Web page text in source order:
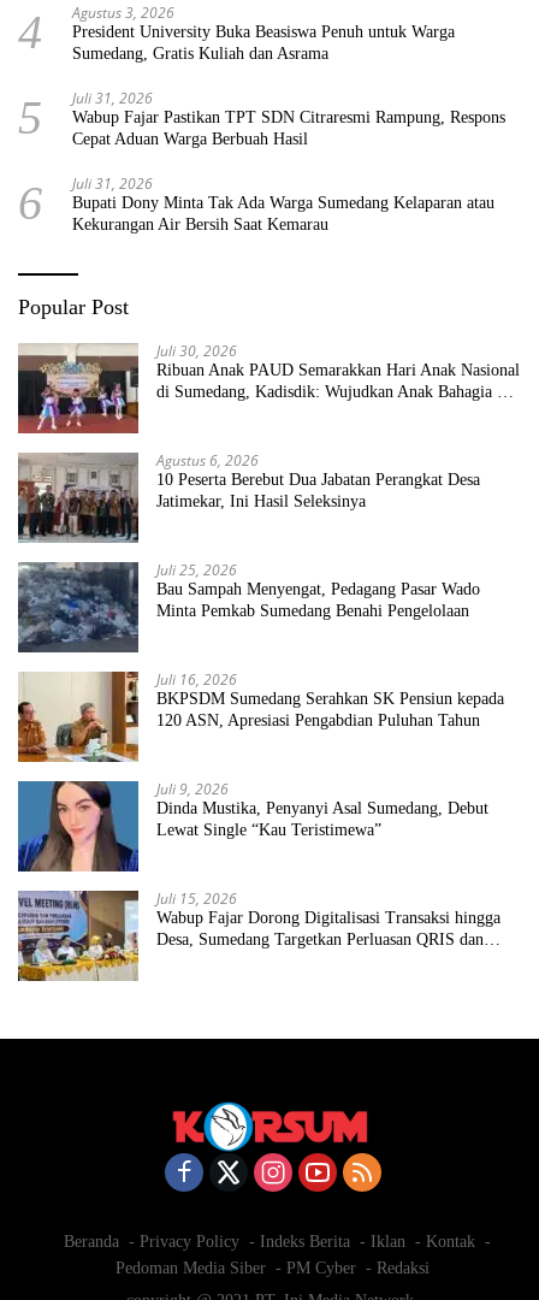
4 Agustus 3, 2026
President University Buka Beasiswa Penuh untuk Warga
Sumedang, Gratis Kuliah dan Asrama
5 Juli 31, 2026
Wabup Fajar Pastikan TPT SDN Citraresmi Rampung, Respons
Cepat Aduan Warga Berbuah Hasil
6 Juli 31, 2026
Bupati Dony Minta Tak Ada Warga Sumedang Kelaparan atau
Kekurangan Air Bersih Saat Kemarau
Popular Post
Juli 30, 2026
Ribuan Anak PAUD Semarakkan Hari Anak Nasional
di Sumedang, Kadisdik: Wujudkan Anak Bahagia dan
Agustus 6, 2026
10 Peserta Berebut Dua Jabatan Perangkat Desa
Jatimekar, Ini Hasil Seleksinya
Juli 25, 2026
Bau Sampah Menyengat, Pedagang Pasar Wado
Minta Pemkab Sumedang Benahi Pengelolaan
Juli 16, 2026
BKPSDM Sumedang Serahkan SK Pensiun kepada
120 ASN, Apresiasi Pengabdian Puluhan Tahun
Juli 9, 2026
Dinda Mustika, Penyanyi Asal Sumedang, Debut
Lewat Single “Kau Teristimewa”
Juli 15, 2026
Wabup Fajar Dorong Digitalisasi Transaksi hingga
Desa, Sumedang Targetkan Perluasan QRIS dan
Beranda Privacy Policy Indeks Berita Iklan
Kontak
Pedoman Media Siber
PM Cyber
Redaksi